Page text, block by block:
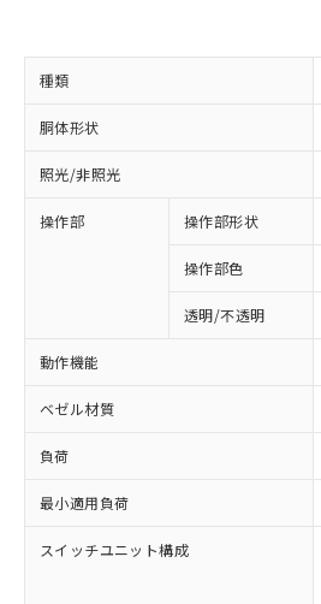
種類
胴体形状
照光/非照光
操作部 操作部形状
操作部色
透明/不透明
動作機能
ベゼル材質
負荷
最小適用負荷
スイッチユニット構成